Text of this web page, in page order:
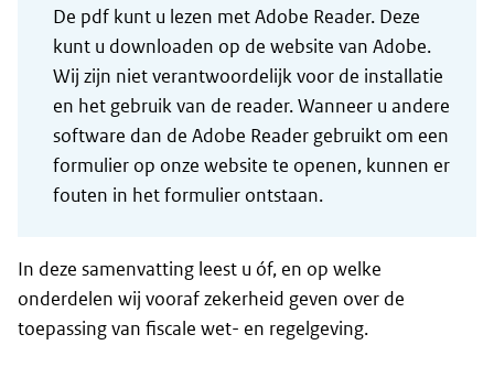
De pdf kunt u lezen met Adobe Reader. Deze
kunt u downloaden op de website van Adobe.
Wij zijn niet verantwoordelijk voor de installatie
en het gebruik van de reader. Wanneer u andere
software dan de Adobe Reader gebruikt om een
formulier op onze website te openen, kunnen er
fouten in het formulier ontstaan.
In deze samenvatting leest u óf, en op welke
onderdelen wij vooraf zekerheid geven over de
toepassing van fiscale wet- en regelgeving.